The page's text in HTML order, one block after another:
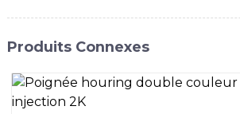
Produits Connexes